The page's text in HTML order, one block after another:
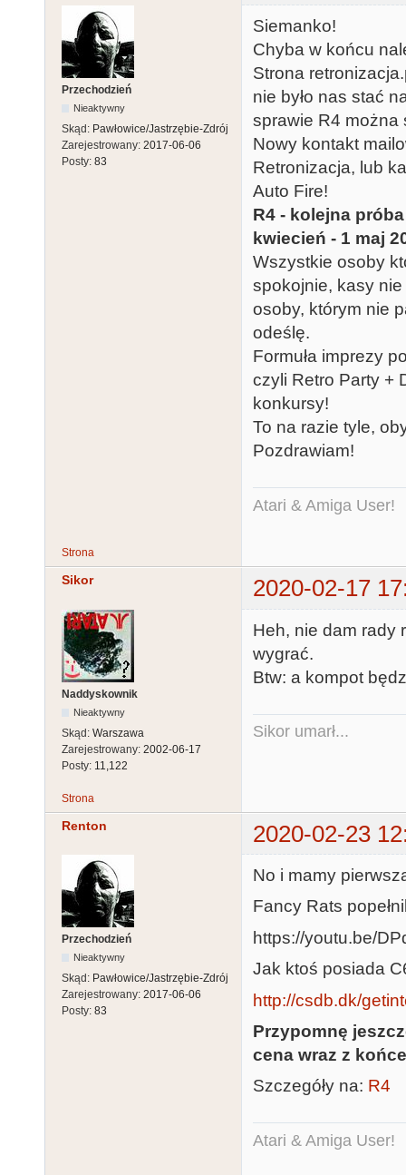
Przechodzień
Nieaktywny
Skąd: Pawłowice/Jastrzębie-Zdrój
Zarejestrowany: 2017-06-06
Posty: 83
Siemanko!
Chyba w końcu
Strona
nie było nas stać
sprawie R4 można
Nowy kontakt
Retronizacja, lub
Auto Fire!
R4 - kolejna
kwiecień - 1 maj
Wszystkie osoby
spokojnie, kasy nie
osoby, którym nie
odeślę.
Formuła imprezy
czyli Retro Party +
konkursy!
To na razie tyle,
Pozdrawiam!
Atari & Amiga User!
Strona
Sikor 2020-02-17
Naddyskownik
Nieaktywny
Skąd: Warszawa
Zarejestrowany: 2002-06-17
Posty: 11,122
Heh, nie dam rady
wygrać.
Btw: a kompot
Sikor umarł...
Strona
Renton 2020-02-23
Przechodzień
Nieaktywny
Skąd: Pawłowice/Jastrzębie-Zdrój
Zarejestrowany: 2017-06-06
Posty: 83
No i mamy
Fancy Rats
https://youtu.be/
Jak ktoś posiada
http://csdb.dk/
Przypomnę
cena wraz z
Szczegóły na: R4
Atari & Amiga User!